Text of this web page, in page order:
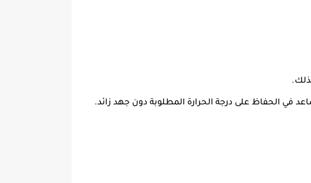
الحفاظ على درجة الحرارة المطلوبة دون جهد زائد.